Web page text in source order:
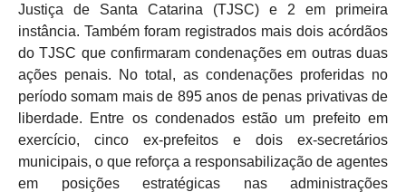
Justiça de Santa Catarina (TJSC) e 2 em primeira
instância. Também foram registrados mais dois acórdãos
do TJSC que confirmaram condenações em outras duas
ações penais. No total, as condenações proferidas no
período somam mais de 895 anos de penas privativas de
liberdade. Entre os condenados estão um prefeito em
exercício, cinco ex-prefeitos e dois ex-secretários
municipais, o que reforça a responsabilização de agentes
em posições estratégicas nas administrações